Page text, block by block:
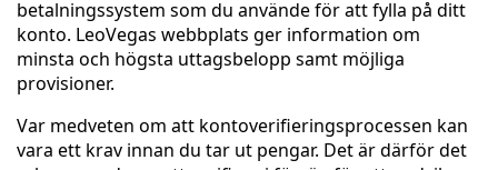
betalningssystem som du använde för att fylla på ditt
konto. LeoVegas webbplats ger information om
minsta och högsta uttagsbelopp samt möjliga
provisioner.
Var medveten om att kontoverifieringsprocessen kan
vara ett krav innan du tar ut pengar. Det är därför det